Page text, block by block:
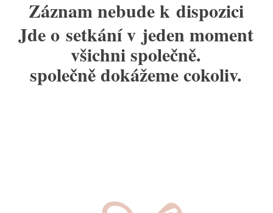
Záznam nebude k dispozici
Jde o setkání v jeden moment
všichni společně.
společně dokážeme cokoliv.